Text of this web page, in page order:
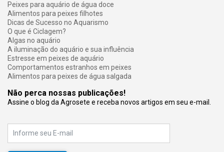
Peixes para aquário de água doce
Alimentos para peixes filhotes
Dicas de Sucesso no Aquarismo
O que é Ciclagem?
Algas no aquário
A iluminação do aquário e sua influência
Estresse em peixes de aquário
Comportamentos estranhos em peixes
Alimentos para peixes de água salgada
Não perca nossas publicações!
Assine o blog da Agrosete e receba novos artigos em seu e-mail.